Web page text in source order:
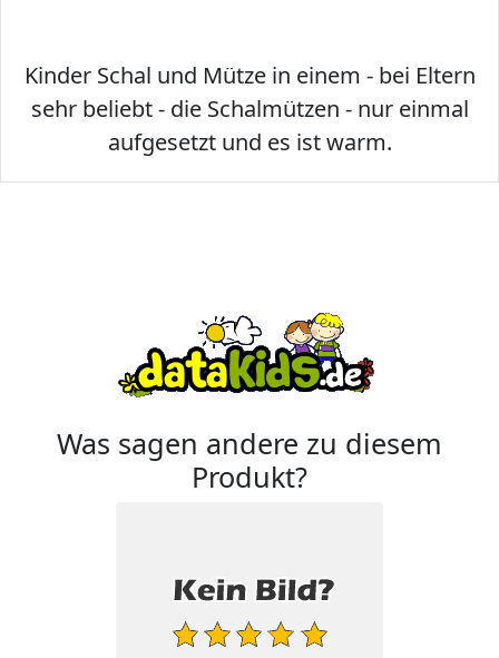
Kinder Schal und Mütze in einem - bei Eltern
sehr beliebt - die Schalmützen - nur einmal
aufgesetzt und es ist warm.
Was sagen andere zu diesem
Produkt?